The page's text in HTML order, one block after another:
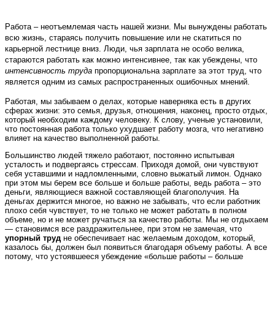
Работа – неотъемлемая часть нашей жизни. Мы вынуждены работать
всю жизнь, стараясь получить повышение или не скатиться по
карьерной лестнице вниз. Люди, чья зарплата не особо велика,
стараются работать как можно интенсивнее, так как убеждены, что
интенсивность труда пропорциональна зарплате за этот труд, что
является одним из самых распространенных ошибочных мнений.
Работая, мы забываем о делах, которые наверняка есть в других
сферах жизни: это семья, друзья, отношения, наконец, просто отдых,
который необходим каждому человеку. К слову, ученые установили,
что постоянная работа только ухудшает работу мозга, что негативно
влияет на качество выполненной работы.
Большинство людей тяжело работают, постоянно испытывая
усталость и подвергаясь стрессам. Приходя домой, они чувствуют
себя уставшими и надломленными, словно выжатый лимон. Однако
при этом мы берем все больше и больше работы, ведь работа – это
деньги, являющиеся важной составляющей благополучия. На
деньгах держится многое, но важно не забывать, что если работник
плохо себя чувствует, то не только не может работать в полном
объеме, но и не может ручаться за качество работы. Мы не отдыхаем
— становимся все раздражительнее, при этом не замечая, что
упорный труд не обеспечивает нас желаемым доходом, который,
казалось бы, должен был появиться благодаря объему работы. А все
потому, что устоявшееся убеждение «больше работы – больше